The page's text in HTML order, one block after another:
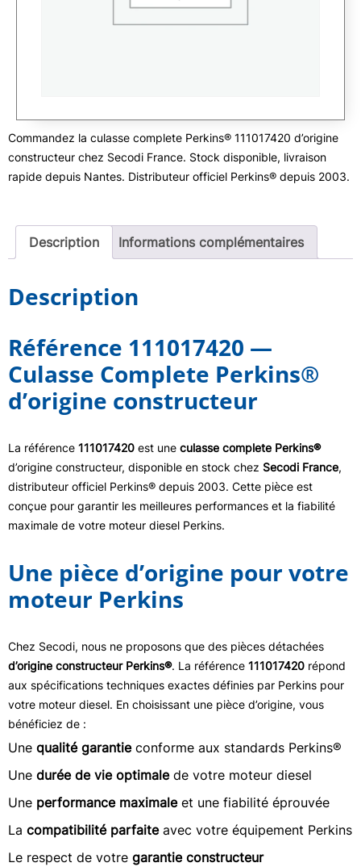
Commandez la culasse complete Perkins® 111017420 d’origine
constructeur chez Secodi France. Stock disponible, livraison
rapide depuis Nantes. Distributeur officiel Perkins® depuis 2003.
Description Informations complémentaires
Description
Référence 111017420 —
Culasse Complete Perkins®
d’origine constructeur
La référence 111017420 est une culasse complete Perkins®
d’origine constructeur, disponible en stock chez Secodi France,
distributeur officiel Perkins® depuis 2003. Cette pièce est
conçue pour garantir les meilleures performances et la fiabilité
maximale de votre moteur diesel Perkins.
Une pièce d’origine pour votre
moteur Perkins
Chez Secodi, nous ne proposons que des pièces détachées
d’origine constructeur Perkins®. La référence 111017420 répond
aux spécifications techniques exactes définies par Perkins pour
votre moteur diesel. En choisissant une pièce d’origine, vous
bénéficiez de :
Une qualité garantieconforme aux standards Perkins®
Une durée de vie optimalede votre moteur diesel
Une performance maximaleet une fiabilité éprouvée
La compatibilité parfaiteavec votre équipement Perkins
Le respect de votre garantie constructeur